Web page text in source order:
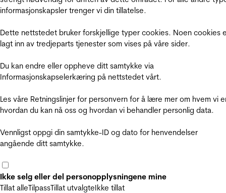
informasjonskapsler trenger vi din tillatelse.
Dette nettstedet bruker forskjellige typer cookies. Noen cookies
lagt inn av tredjeparts tjenester som vises på våre sider.
Du kan endre eller oppheve ditt samtykke via
Informasjonskapselerkæring på nettstedet vårt.
Les våre Retningslinjer for personvern for å lære mer om hvem vi
hvordan du kan nå oss og hvordan vi behandler personlig data.
Vennligst oppgi din samtykke-ID og dato for henvendelser
angående ditt samtykke.
Ikke selg eller del personopplysningene mine
Tillat alleTilpassTillat utvalgteIkke tillat